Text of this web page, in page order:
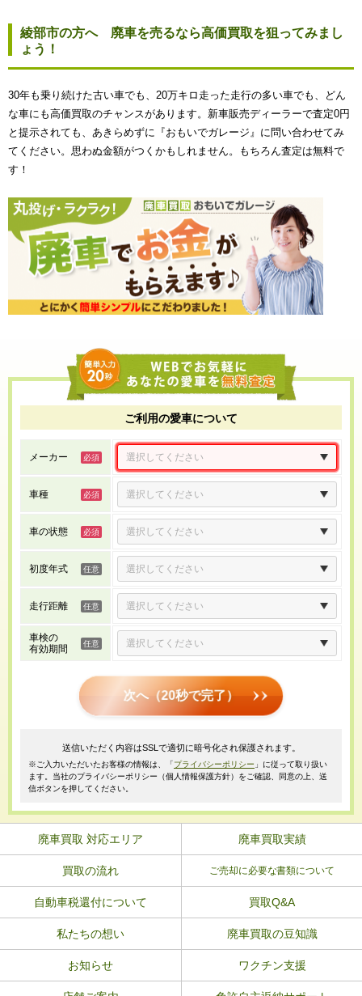
綾部市の方へ 廃車を売るなら高価買取を狙ってみまし
ょう！
30年も乗り続けた古い車でも、20万キロ走った走行の多い車でも、どん
な車にも高価買取のチャンスがあります。新車販売ディーラーで査定0円
と提示されても、あきらめずに『おもいでガレージ』に問い合わせてみ
てください。思わぬ金額がつくかもしれません。もちろん査定は無料で
す！
ご利用の愛車について
メーカー
車種
車の状態
初度年式
走行距離
車検の
有効期間
次へ（20秒で完了）
送信いただく内容はSSLで適切に暗号化され保護されます。
※ご入力いただいたお客様の情報は、「プライバシーポリシー 」に従って取り扱い
ます。当社のプライバシーポリシー（個人情報保護方針）をご確認、同意の上、送
信ボタンを押してください。
廃車買取 対応エリア 廃車買取実績
買取の流れ ご売却に必要な書類について
自動車税還付について 買取Q&A
私たちの想い 廃車買取の豆知識
お知らせ ワクチン支援